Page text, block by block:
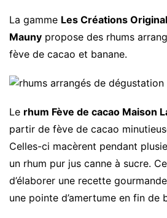
La gamme Les Créations
Mauny propose des rhums
fève de cacao et banane.
Le rhum Fève de cacao Maison
partir de fève de cacao
Celles-ci macèrent pendant
un rhum pur jus canne à sucre.
d’élaborer une recette
une pointe d’amertume en fin de